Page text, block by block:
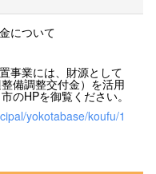
について
事業には、財源として
備調整交付金）を活用
のHPを御覧ください。
yokotabase/koufu/1